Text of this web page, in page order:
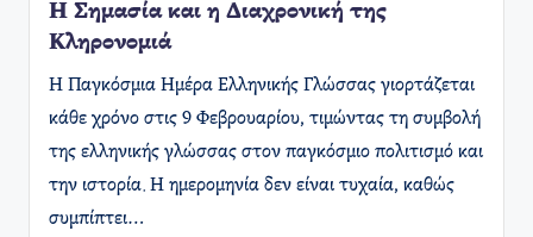
Η Σημασία και η Διαχρονική της
Κληρονομιά
Η Παγκόσμια Ημέρα Ελληνικής Γλώσσας γιορτάζεται
κάθε χρόνο στις 9 Φεβρουαρίου, τιμώντας τη συμβολή
της ελληνικής γλώσσας στον παγκόσμιο πολιτισμό και
την ιστορία. Η ημερομηνία δεν είναι τυχαία, καθώς
συμπίπτει…